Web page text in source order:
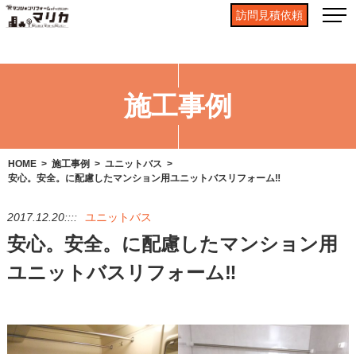
訪問見積依頼
施工事例
HOME 施工事例
ユニットバス
安心。安全。に配慮したマンション用ユニットバスリフォーム‼
2017.12.20:::: ユニットバス
安心。安全。に配慮したマンション用
ユニットバスリフォーム‼